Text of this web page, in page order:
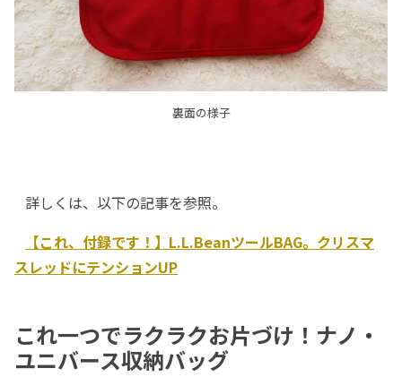
裏面の様子
詳しくは、以下の記事を参照。
【これ、付録です！】L.L.BeanツールBAG。クリスマ
スレッドにテンションUP
これ一つでラクラクお片づけ！ナノ・
ユニバース収納バッグ